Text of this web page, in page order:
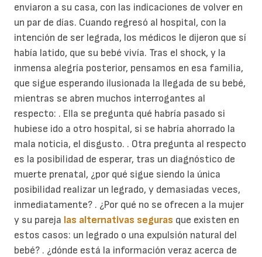
enviaron a su casa, con las indicaciones de volver en
un par de días. Cuando regresó al hospital, con la
intención de ser legrada, los médicos le dijeron que sí
había latido, que su bebé vivía. Tras el shock, y la
inmensa alegría posterior, pensamos en esa familia,
que sigue esperando ilusionada la llegada de su bebé,
mientras se abren muchos interrogantes al
respecto: . Ella se pregunta qué habría pasado si
hubiese ido a otro hospital, si se habría ahorrado la
mala noticia, el disgusto. . Otra pregunta al respecto
es la posibilidad de esperar, tras un diagnóstico de
muerte prenatal, ¿por qué sigue siendo la única
posibilidad realizar un legrado, y demasiadas veces,
inmediatamente? . ¿Por qué no se ofrecen a la mujer
y su pareja las alternativas seguras que existen en
estos casos: un legrado o una expulsión natural del
bebé? . ¿dónde está la información veraz acerca de